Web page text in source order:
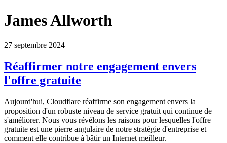
James Allworth
27 septembre 2024
Réaffirmer notre engagement envers
l'offre gratuite
Aujourd'hui, Cloudflare réaffirme son engagement envers la
proposition d'un robuste niveau de service gratuit qui continue de
s'améliorer. Nous vous révélons les raisons pour lesquelles l'offre
gratuite est une pierre angulaire de notre stratégie d'entreprise et
comment elle contribue à bâtir un Internet meilleur.